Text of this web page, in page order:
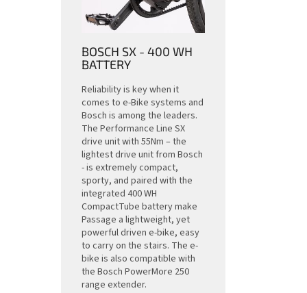
BOSCH SX - 400 WH
BATTERY
Reliability is key when it
comes to e-Bike systems and
Bosch is among the leaders.
The Performance Line SX
drive unit with 55Nm – the
lightest drive unit from Bosch
- is extremely compact,
sporty, and paired with the
integrated 400 WH
CompactTube battery make
Passage a lightweight, yet
powerful driven e-bike, easy
to carry on the stairs. The e-
bike is also compatible with
the Bosch PowerMore 250
range extender.